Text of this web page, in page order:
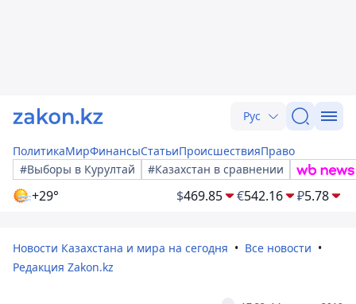
Рус
ПолитикаМирФинансыСтатьиПроисшествияПраво
#Выборы в Курултай
#Казахстан в сравнении
+29° $469.85 €542.16 ₽5.78
Новости Казахстана и мира на сегодня
Все новости
Редакция Zakon.kz